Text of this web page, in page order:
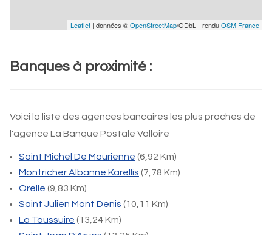
Leaflet | données ©OpenStreetMap/ODbL - renduOSM France
Banques à proximité :
Voici la liste des agences bancaires les plus proches de
l'agence La Banque Postale Valloire
Saint Michel De Maurienne (6,92 Km)
Montricher Albanne Karellis (7,78 Km)
Orelle (9,83 Km)
Saint Julien Mont Denis (10,11 Km)
La Toussuire (13,24 Km)